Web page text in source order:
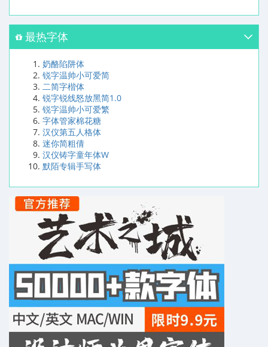
最热字体
奶酪陷阱体
锐字温帅小可爱简
二简字楷体
锐字锐线怒放黑简1.0
锐字温帅小可爱繁
字体管家棉花糖
汉仪第五人格体
迷你简粗倩
汉仪铸字童年体W
默陌专辑手写体